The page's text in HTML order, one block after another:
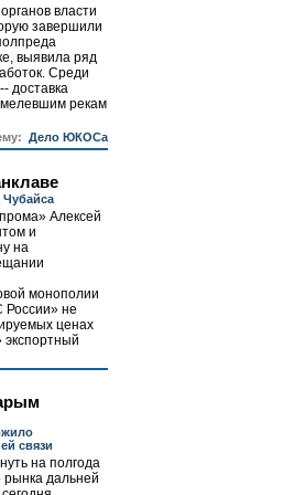
власти
завершили
выявила ряд
Среди
доставка
рекам
Дело ЮКОСа
Алексей
и
на
монополии
России» не
ценах
экспортный
связи
на полгода
рынка дальней